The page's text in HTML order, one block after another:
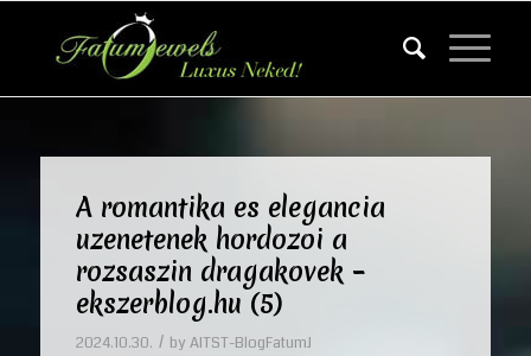
A romantika es elegancia
uzenetenek hordozoi a
rozsaszin dragakovek –
ekszerblog.hu (5)
2024.10.30. / by AITST-BlogFatumJ